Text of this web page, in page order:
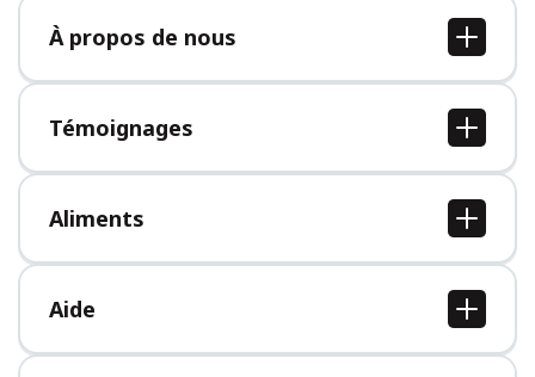
À propos de nous
À propos de nous
Postes
Presse
Témoignages
Tous les témoignages
Aliments
Tous les aliments
Aide
Centre d'aide